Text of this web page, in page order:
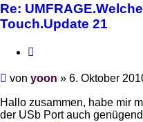
Re:
Touch.Update 21
Beitrag
von yoon » 6. Oktober
Hallo zusammen, habe mir
der USb Port auch